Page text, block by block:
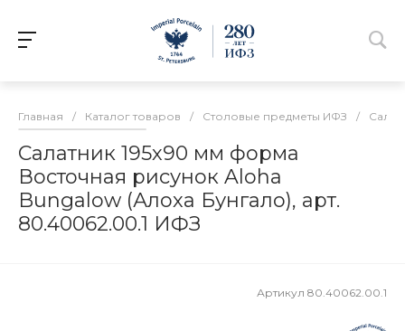
Главная / Каталог товаров / Столовые предметы ИФЗ /
Салатник 195х90 мм форма
Восточная рисунок Aloha
Bungalow (Алоха Бунгало), арт.
80.40062.00.1 ИФЗ
Артикул 80.40062.00.1